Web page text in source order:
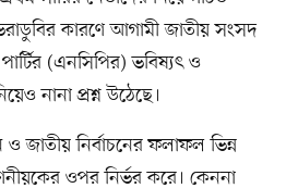
ভরাডুবির কারণে আগামী জাতীয় সংসদ
(এনসিপির) ভবিষ্যৎ ও
নানা প্রশ্ন উঠেছে।
ও জাতীয় নির্বাচনের ফলাফল ভিন্ন
ওপর নির্ভর করে। কেননা